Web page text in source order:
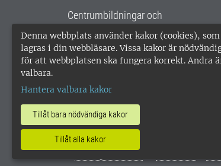
Denna webbplats använder kakor (cookies), som
lagras i din webbläsare. Vissa kakor är
för att webbplatsen ska fungera korrekt. Andra
valbara.
Hantera valbara kakor
Tillåt bara nödvändiga kakor
Tillåt alla kakor
Centrumbildningar och
samarbetsprojekt
Gemensamma verksamhetsstödet
SLU, Sveriges
enligt ISO 14001. •
Telefon:
webbplatser